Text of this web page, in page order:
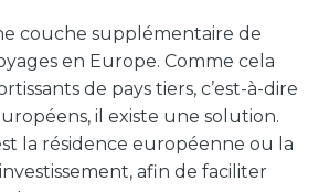
couche supplémentaire de
en Europe. Comme cela
de pays tiers, c’est-à-dire
il existe une solution.
la résidence européenne ou la
afin de faciliter